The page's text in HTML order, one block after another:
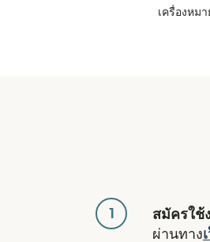
เครื่องหม
1 สมัครใช้
ผ่านทาง